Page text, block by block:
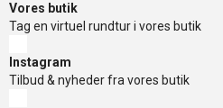
Vores butik
Tag en virtuel rundtur i vores butik
Instagram
Tilbud & nyheder fra vores butik